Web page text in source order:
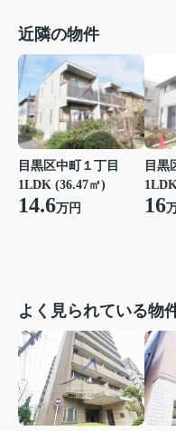
近隣の物件
目黒区中町１丁目
1LDK (36.47㎡)
14.6万円
目黒
16
よく見られている物